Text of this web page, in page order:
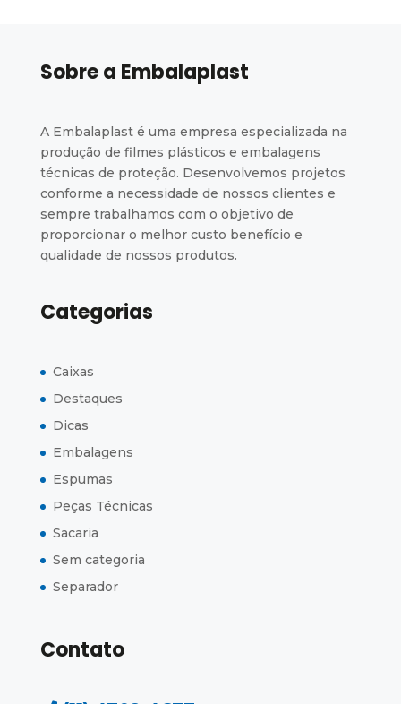
Sobre a Embalaplast
A Embalaplast é uma empresa especializada na
produção de filmes plásticos e embalagens
técnicas de proteção. Desenvolvemos projetos
conforme a necessidade de nossos clientes e
sempre trabalhamos com o objetivo de
proporcionar o melhor custo benefício e
qualidade de nossos produtos.
Categorias
Caixas
Destaques
Dicas
Embalagens
Espumas
Peças Técnicas
Sacaria
Sem categoria
Separador
Contato